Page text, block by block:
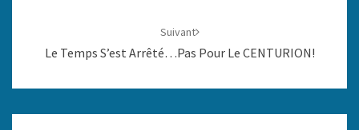
Suivant
Le Temps S’est Arrêté…pas Pour Le CENTURION!